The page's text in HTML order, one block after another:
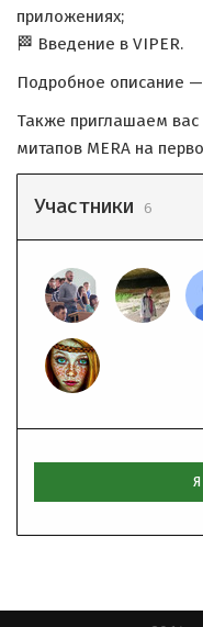
приложениях;
🏁 Введение в VIPER.
Подробное описание
Также приглашаем вас
митапов MERA на
Участники 6